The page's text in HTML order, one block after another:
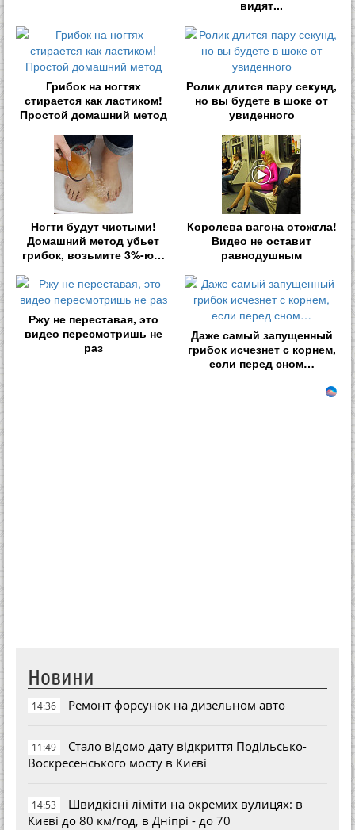
видят...
Грибок на ногтях
стирается как ластиком!
Простой домашний метод
Ролик длится пару секунд,
но вы будете в шоке от
увиденного
Ногти будут чистыми!
Домашний метод убьет
грибок, возьмите 3%-ю…
Королева вагона отожгла!
Видео не оставит
равнодушным
Ржу не переставая, это
видео пересмотришь не
раз
Даже самый запущенный
грибок исчезнет с корнем,
если перед сном…
Новини
14:36 Ремонт форсунок на дизельном авто
11:49
Стало відомо дату відкриття Подільсько-
Воскресенського мосту в Києві
14:53
Швидкісні ліміти на окремих вулицях: в
Києві до 80 км/год, в Дніпрі - до 70